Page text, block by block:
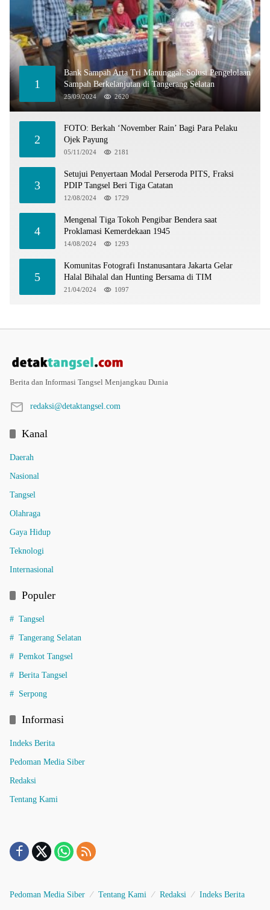
1
Bank Sampah Arta Tri Manunggal: Solusi Pengelolaan
Sampah Berkelanjutan di Tangerang Selatan
25/09/2024 2620
2
FOTO: Berkah ‘November Rain’ Bagi Para Pelaku
Ojek Payung
05/11/2024 2181
3
Setujui Penyertaan Modal Perseroda PITS, Fraksi
PDIP Tangsel Beri Tiga Catatan
12/08/2024 1729
4
Mengenal Tiga Tokoh Pengibar Bendera saat
Proklamasi Kemerdekaan 1945
14/08/2024 1293
5
Komunitas Fotografi Instanusantara Jakarta Gelar
Halal Bihalal dan Hunting Bersama di TIM
21/04/2024 1097
Berita dan Informasi Tangsel Menjangkau Dunia
redaksi@detaktangsel.com
Kanal
Daerah
Nasional
Tangsel
Olahraga
Gaya Hidup
Teknologi
Internasional
Populer
Tangsel
Tangerang Selatan
Pemkot Tangsel
Berita Tangsel
Serpong
Informasi
Indeks Berita
Pedoman Media Siber
Redaksi
Tentang Kami
Pedoman Media Siber Tentang Kami Redaksi Indeks Berita